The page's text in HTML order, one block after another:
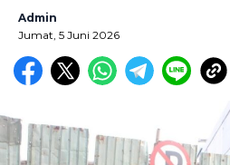
Admin
Jumat, 5 Juni 2026